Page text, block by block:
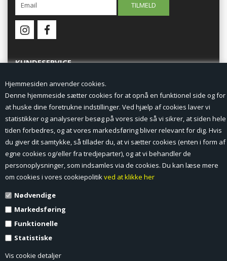
Hjemmesiden anvender cookies.
Denne hjemmeside sætter cookies for at opnå en funktionel side og for
at huske dine foretrukne indstillinger. Ved hjælp af cookies laver vi
statistikker og analyserer besøg på vores side så vi sikrer, at siden hele
tiden forbedres, og at vores markedsføring bliver relevant for dig. Hvis
du giver dit samtykke, så tillader du, at vi sætter cookies (enten i form af
egne cookies og/eller fra tredjeparter), og at vi behandler de
personoplysninger, som indsamles via de cookies. Du kan læse mere
om cookies i vores cookiepolitikved at klikke her
Nødvendige
Markedsføring
Funktionelle
Statistiske
Vis cookie detaljer
KUNDESERVICE
Forside
Min Konto
Nyheder
Vilkår og betingelser
Profil
Erhverv log ind (B2B)
Kontakt